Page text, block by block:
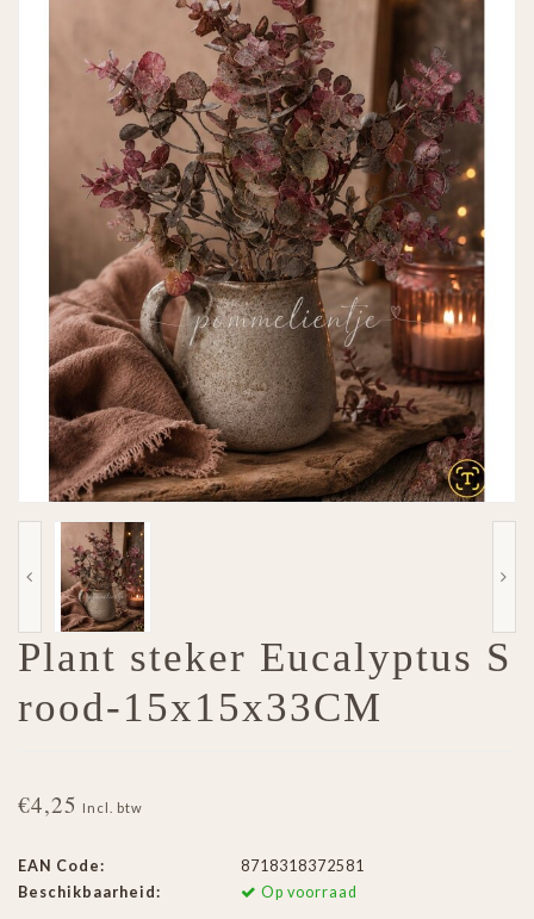
Plant steker Eucalyptus S
rood-15x15x33CM
€4,25 Incl. btw
EAN Code:
8718318372581
Beschikbaarheid:
Op voorraad